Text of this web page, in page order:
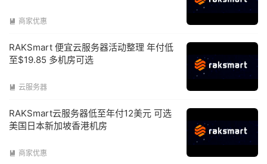
 商家优惠
RAKSmart 便宜云服务器活动整理 年付低
至$19.85 多机房可选
 云服务器
RAKSmart云服务器低至年付12美元 可选
美国日本新加坡香港机房
 商家优惠